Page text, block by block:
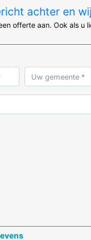
achter en
offerte aan. Ook als u